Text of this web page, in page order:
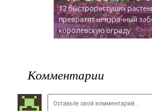
12 быстрорастущих
превратят невзрачный
королевскую ограду
Комментарии